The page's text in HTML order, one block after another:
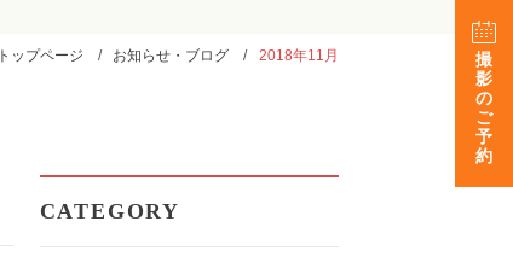
トップページ お知らせ・ブログ 2018年11月
CATEGORY
撮
影
の
ご
予
約